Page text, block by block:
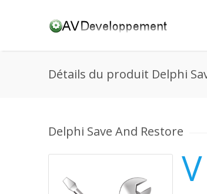
Détails du produit Delphi
Delphi Save And Restore
V